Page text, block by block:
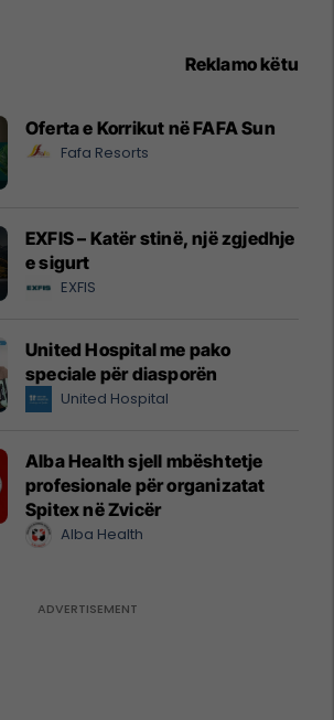
Reklamo këtu
Oferta e Korrikut në FAFA Sun
Fafa Resorts
EXFIS – Katër stinë, një zgjedhje
e sigurt
EXFIS
United Hospital me pako
speciale për diasporën
United Hospital
Alba Health sjell mbështetje
profesionale për organizatat
Spitex në Zvicër
Alba Health